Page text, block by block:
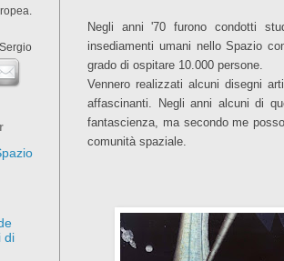
Negli anni '70 furono condotti
insediamenti umani nello Spazio
grado di ospitare 10.000 persone.
Vennero realizzati alcuni disegni
affascinanti. Negli anni alcuni di
fantascienza, ma secondo me
comunità spaziale.
Sergio
di